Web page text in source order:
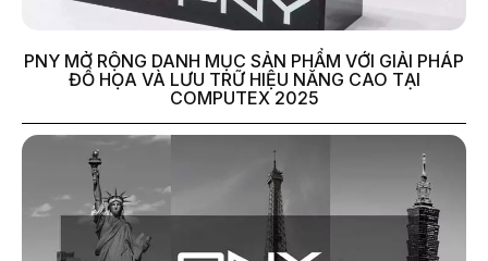
PNY MỞ RỘNG DANH MỤC SẢN PHẨM VỚI GIẢI PHÁP
ĐỒ HỌA VÀ LƯU TRỮ HIỆU NĂNG CAO TẠI
COMPUTEX 2025